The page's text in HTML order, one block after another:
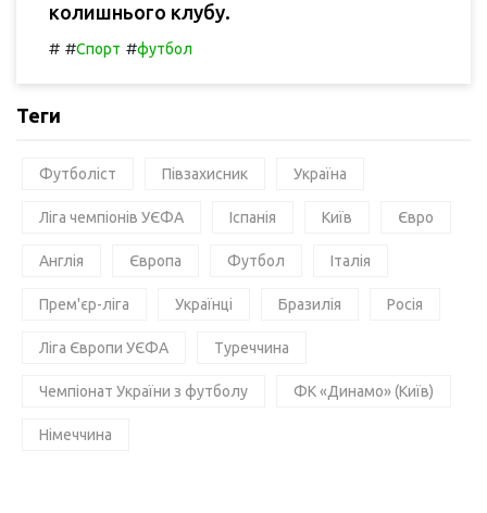
колишнього клубу.
# #Спорт #футбол
Теги
Футболіст Півзахисник Україна
Ліга чемпіонів УЄФА Іспанія Київ Євро
Англія Європа Футбол Італія
Прем'єр-ліга Українці Бразилія Росія
Ліга Європи УЄФА Туреччина
Чемпіонат України з футболу ФК «Динамо» (Київ)
Німеччина